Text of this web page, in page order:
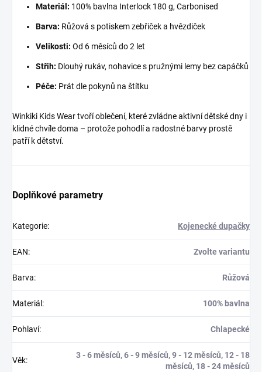
Materiál: 100% bavlna Interlock 180 g, Carbonised
Barva: Růžová s potiskem zebřiček a hvězdiček
Velikosti: Od 6 měsíců do 2 let
Střih: Dlouhý rukáv, nohavice s pružnými lemy bez capáčků
Péče: Prát dle pokynů na štítku
Winkiki Kids Wear tvoří oblečení, které zvládne aktivní dětské dny i
klidné chvíle doma – protože pohodlí a radostné barvy prostě
patří k dětství.
Doplňkové parametry
Kategorie: Kojenecké dupačky
EAN: Zvolte variantu
Barva: Růžová
Materiál : 100% bavlna
Pohlaví: Chlapecké
Věk:
3 - 6 měsíců, 6 - 9 měsíců, 9 - 12 měsíců, 12 - 18
měsíců, 18 - 24 měsíců